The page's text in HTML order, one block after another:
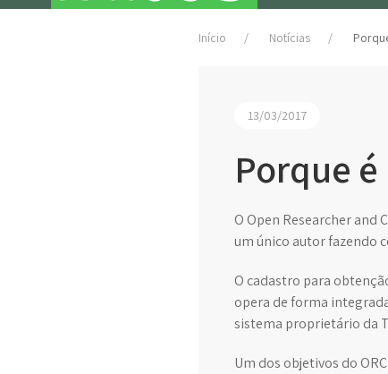
Início Notícias
13/03/2017
Porque
O Open Researcher and
um único autor fazendo
O cadastro para
opera de forma
sistema proprietário da
Um dos objetivos do